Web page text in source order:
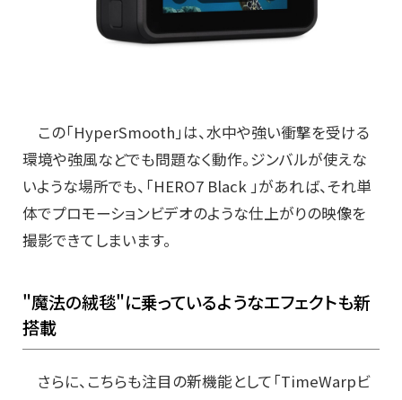
この「HyperSmooth」は、水中や強い衝撃を受ける
環境や強風などでも問題なく動作。ジンバルが使えな
いような場所でも、「HERO7 Black 」があれば、それ単
体でプロモーションビデオのような仕上がりの映像を
撮影できてしまいます。
"魔法の絨毯"に乗っているようなエフェクトも新
搭載
さらに、こちらも注目の新機能として「TimeWarpビ